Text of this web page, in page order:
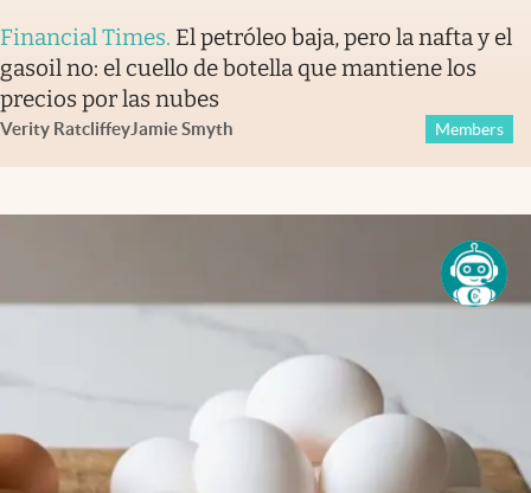
Financial Times. El petróleo baja, pero la nafta y el
gasoil no: el cuello de botella que mantiene los
precios por las nubes
Verity RatcliffeyJamie Smyth Members